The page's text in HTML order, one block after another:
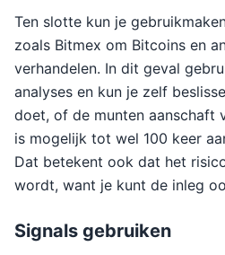
Ten slotte kun je
zoals Bitmex om Bitcoins en
verhandelen. In dit geval
analyses en kun je zelf
doet, of de munten aanschaft
is mogelijk tot wel 100 keer
Dat betekent ook dat het
wordt, want je kunt de inleg
Signals gebruiken